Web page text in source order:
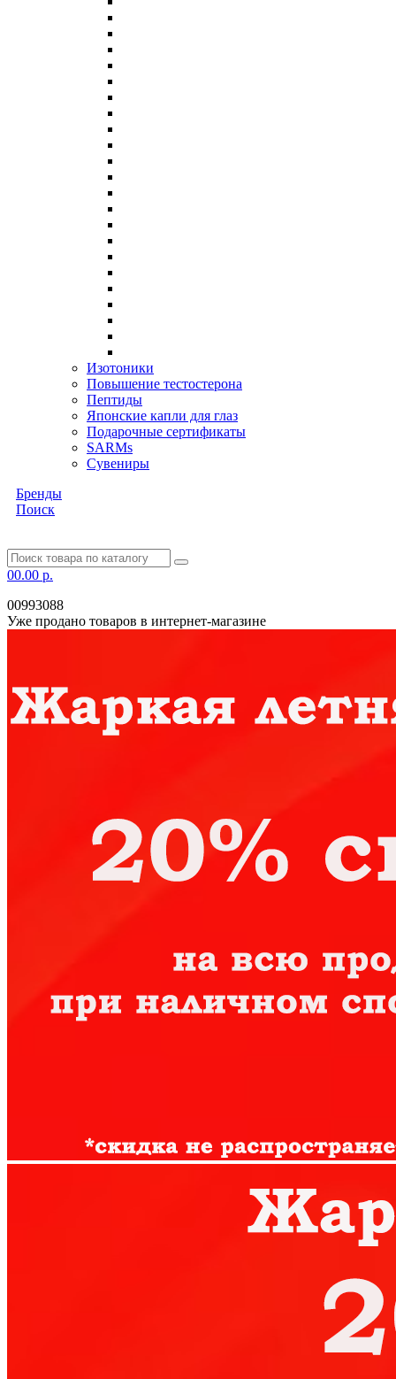
Изотоники
Повышение тестостерона
Пептиды
Японские капли для глаз
Подарочные сертификаты
SARMs
Сувениры
Бренды
Поиск
00.00 р.
00993088
Уже продано товаров в интернет-магазине